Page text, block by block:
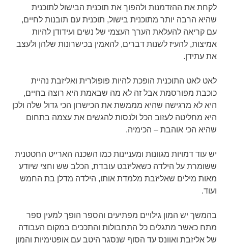
לקחת את ההזדמנות ולהפוך את תוכנית הבישול לתוכנית
שהיא הרבה יותר מתוכנית בישול, תוכנית עם תובנות לחיים,
עם קריאה להעלאת הערך העצמי של נשים ועידודן להיות
אמיצות, להעיז לשנות דברים, להאמין בכישרונות שלהן ולעצב
את עתידן.
לאט לאט התוכנית הופכת להיות פופולרית ואליזבת נהיית
כוכבת מפורסמת אבל זה לא מה שבאמת היא רוצה בחיים,
היא לא מרגישה שהיא מממשת את הכישרון הכי גדול שלה ולכן
היא מחליטה לעזוב הכל ולנסות להגשים את עצמה בתחום
שהיא הכי אוהבת – הכימיה.
יש עוד דמויות מגוונות ומעניינות כמו השכנה הארייט החטטנית
ששומרת על הילדה כשאליזבט עובדת, הכלב שש וחצי שיודע
מאות מילים שאליזבת מלמדת אותו, הילדה מדלן בת החמש
ועוד.
בהמשך יש המון גילויים מפתיעים והספר הופך למעין ספר
מתח כאשר מתגלים כל התחבולות והתככים במקום העבודה
של אליזבת ואוונס עד הסוף שנסגר היטב עם אופטימיות והמון